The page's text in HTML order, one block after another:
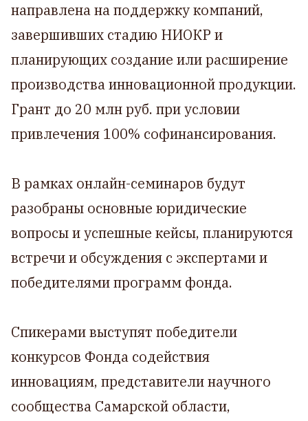
направлена на поддержку компаний,
завершивших стадию НИОКР и
планирующих создание или расширение
производства инновационной продукции.
Грант до 20 млн руб. при условии
привлечения 100% софинансирования.
В рамках онлайн-семинаров будут
разобраны основные юридические
вопросы и успешные кейсы, планируются
встречи и обсуждения с экспертами и
победителями программ фонда.
Спикерами выступят победители
конкурсов Фонда содействия
инновациям, представители научного
сообщества Самарской области,